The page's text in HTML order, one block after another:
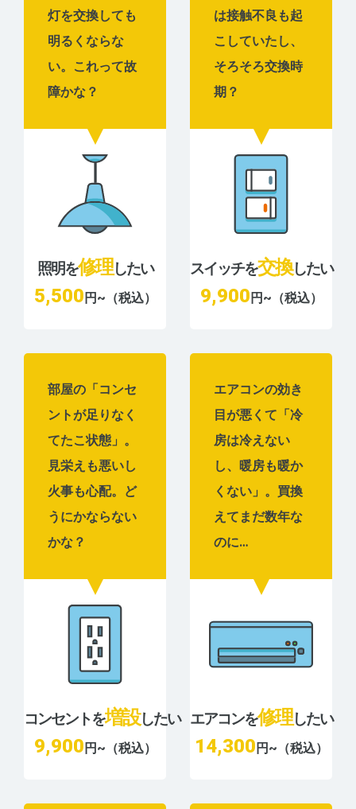
灯を交換しても
明るくならな
い。これって故
障かな？
照明を修理したい
5,500 円~（税込）
は接触不良も起
こしていたし、
そろそろ交換時
期？
スイッチを交換したい
9,900 円~（税込）
部屋の「コンセ
ントが足りなく
てたこ状態」。
見栄えも悪いし
火事も心配。ど
うにかならない
かな？
コンセントを増設したい
9,900 円~（税込）
エアコンの効き
目が悪くて「冷
房は冷えない
し、暖房も暖か
くない」。買換
えてまだ数年な
のに…
エアコンを修理したい
14,300 円~（税込）